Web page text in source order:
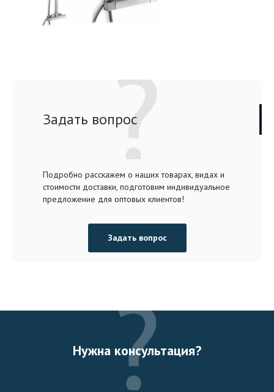
Задать вопрос
Подробно расскажем о наших товарах, видах и
стоимости доставки, подготовим индивидуальное
предложение для оптовых клиентов!
Задать вопрос
Нужна консультация?